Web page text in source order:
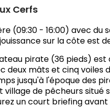
Cerfs
(09:30 - 16:00) avec du
sur la côte est
pirate (36 pieds)
mâts et cinq voiles
jusqu'à l'époque des
de pêcheurs situé
un court briefing